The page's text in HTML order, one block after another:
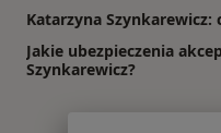
Katarzyna Szynkarewicz:
Jakie ubezpieczenia
Szynkarewicz?